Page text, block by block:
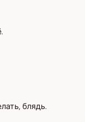
блядь.